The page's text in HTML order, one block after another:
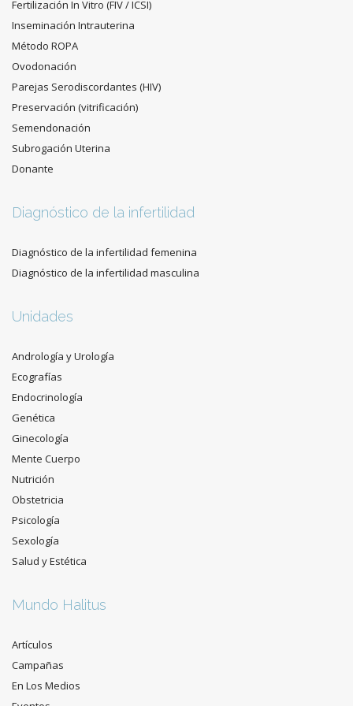
Fertilización In Vitro (FIV / ICSI)
Inseminación Intrauterina
Método ROPA
Ovodonación
Parejas Serodiscordantes (HIV)
Preservación (vitrificación)
Semendonación
Subrogación Uterina
Donante
Diagnóstico de la infertilidad
Diagnóstico de la infertilidad femenina
Diagnóstico de la infertilidad masculina
Unidades
Andrología y Urología
Ecografías
Endocrinología
Genética
Ginecología
Mente Cuerpo
Nutrición
Obstetricia
Psicología
Sexología
Salud y Estética
Mundo Halitus
Artículos
Campañas
En Los Medios